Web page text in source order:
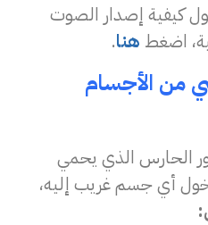
كيفية إصدار الصوت
اضغط هنا.
من الأجسام
الحارس الذي يحمي
أي جسم غريب إليه،